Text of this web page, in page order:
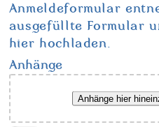
Anmeldeformular
ausgefüllte Formular
hier hochladen.
Anhänge
Anhänge hier